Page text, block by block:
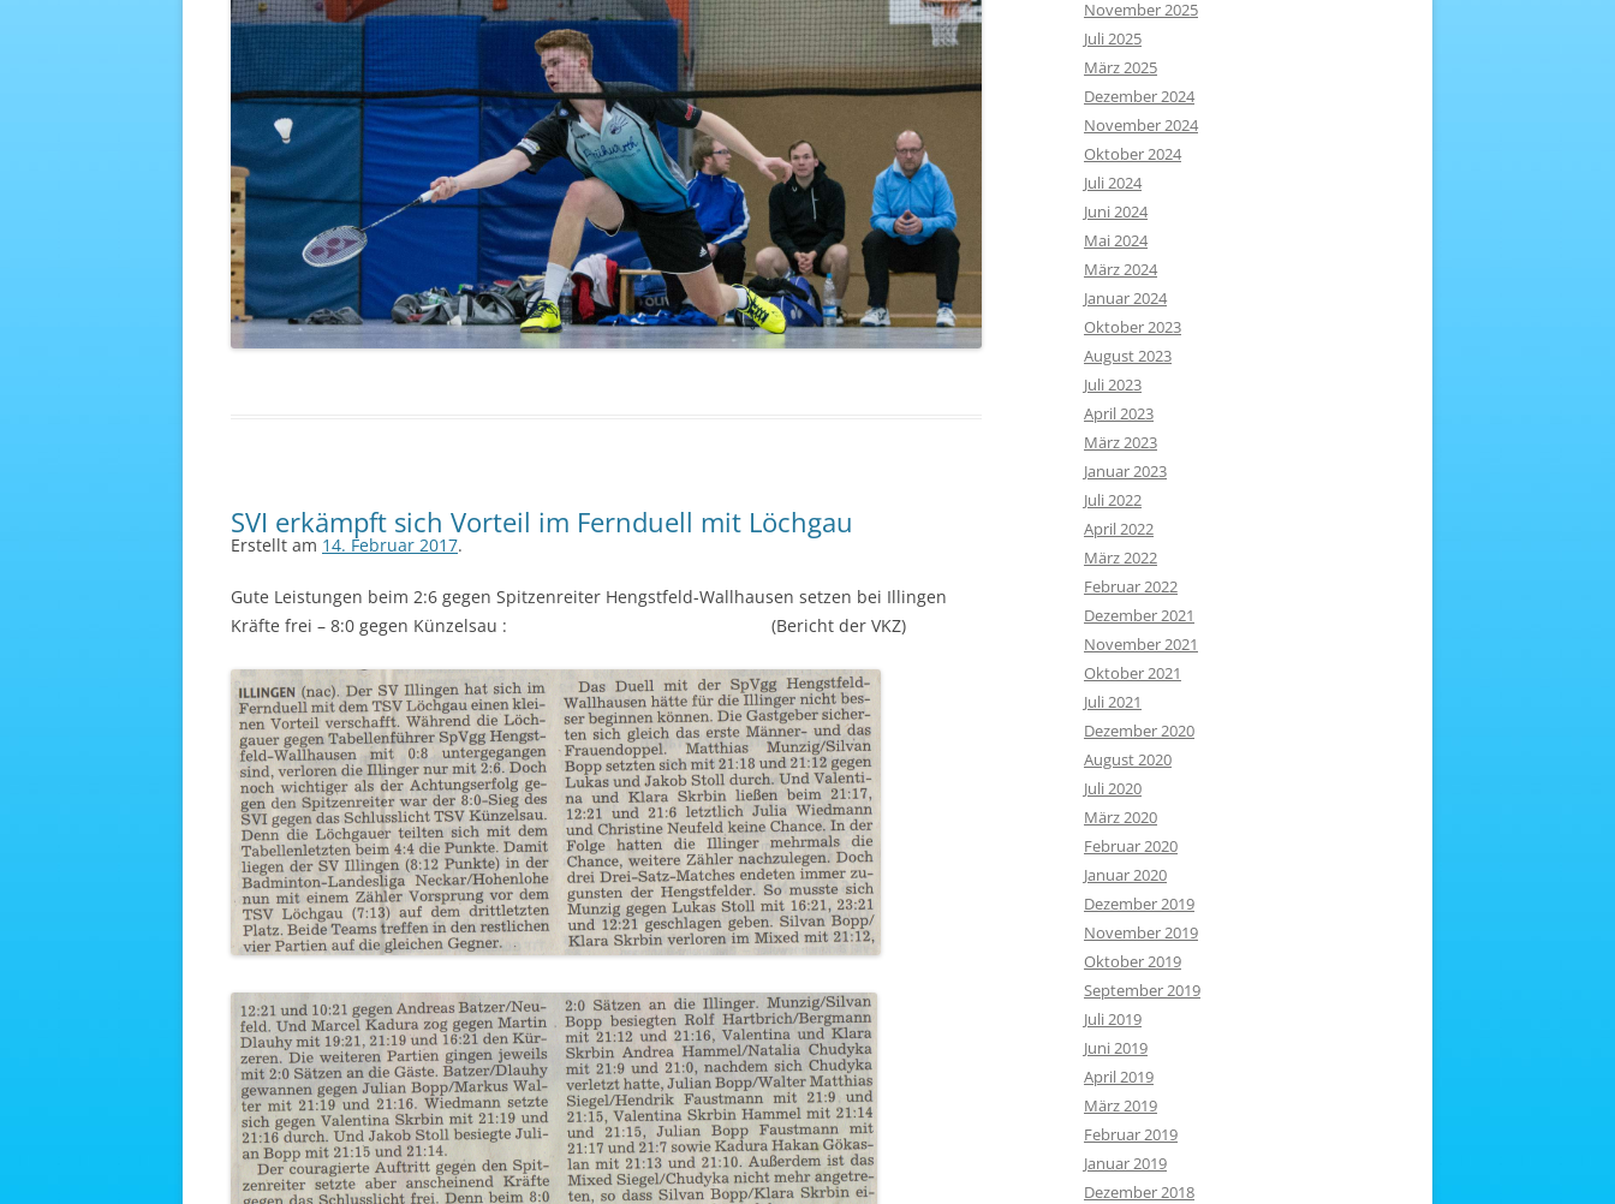
SVI erkämpft sich Vorteil im Fernduell mit Löchgau
Erstellt am 14. Februar 2017.
Gute Leistungen beim 2:6 gegen Spitzenreiter Hengstfeld-Wallhausen setzen bei Illingen
Kräfte frei – 8:0 gegen Künzelsau : (Bericht der VKZ)
November 2025
Juli 2025
März 2025
Dezember 2024
November 2024
Oktober 2024
Juli 2024
Juni 2024
Mai 2024
März 2024
Januar 2024
Oktober 2023
August 2023
Juli 2023
April 2023
März 2023
Januar 2023
Juli 2022
April 2022
März 2022
Februar 2022
Dezember 2021
November 2021
Oktober 2021
Juli 2021
Dezember 2020
August 2020
Juli 2020
März 2020
Februar 2020
Januar 2020
Dezember 2019
November 2019
Oktober 2019
September 2019
Juli 2019
Juni 2019
April 2019
März 2019
Februar 2019
Januar 2019
Dezember 2018